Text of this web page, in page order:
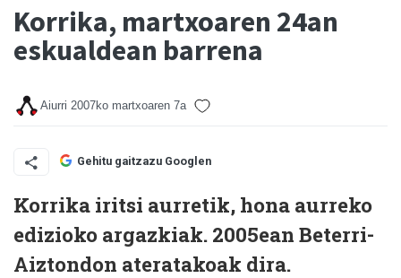
Korrika, martxoaren 24an
eskualdean barrena
Aiurri 2007ko martxoaren 7a
Gehitu gaitzazu Googlen
Korrika iritsi aurretik, hona aurreko
edizioko argazkiak. 2005ean Beterri-
Aiztondon ateratakoak dira.